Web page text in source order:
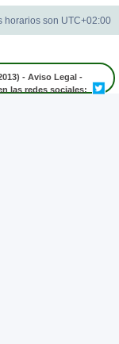
horarios son UTC+02:00
- Aviso Legal -
las redes sociales: